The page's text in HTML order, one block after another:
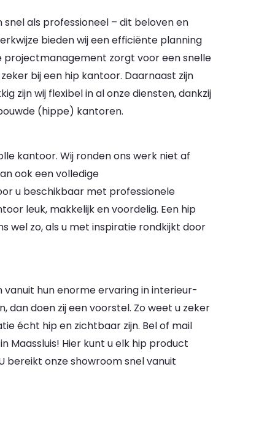
als professioneel – dit beloven en
bieden wij een efficiënte planning
zorgt voor een snelle
bij een hip kantoor. Daarnaast zijn
zijn wij flexibel in al onze diensten, dankzij
(hippe) kantoren.
kantoor. Wij ronden ons werk niet af
ook een volledige
u beschikbaar met professionele
leuk, makkelijk en voordelig. Een hip
wel zo, als u met inspiratie rondkijkt door
vanuit hun enorme ervaring in interieur-
dan doen zij een voorstel. Zo weet u zeker
écht hip en zichtbaar zijn. Bel of mail
Maassluis! Hier kunt u elk hip product
bereikt onze showroom snel vanuit